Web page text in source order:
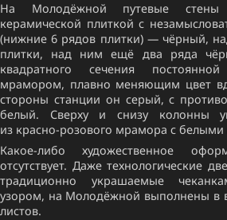
На Молодёжной путевые стены
керамической плиткой с
(нижние 6 рядов плитки) — чёрный,
плитки, над ним ещё два ряда
квадратного сечения
мрамором, плавно меняющим цвет
стороны станции он серый, с
белый. Сверху и снизу колонны
из красно-розового мрамора с
Какое-либо художественное
отсутствует. Даже технологические
традиционно украшаемые
узором, на Молодёжной выполнены в
листов.